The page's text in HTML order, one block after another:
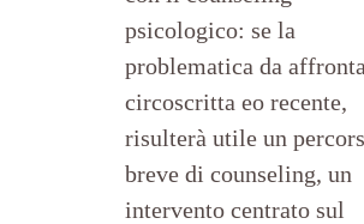
psicologico: se la
problematica da
circoscritta eo recente,
risulterà utile un
breve di counseling, un
intervento centrato sul